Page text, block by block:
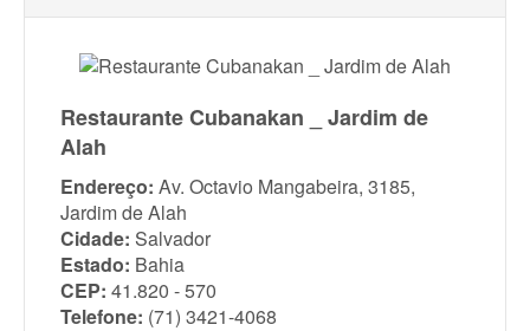
Restaurante Cubanakan _ Jardim de
Alah
Endereço: Av. Octavio Mangabeira, 3185,
Jardim de Alah
Cidade: Salvador
Estado: Bahia
CEP: 41.820 - 570
Telefone: (71) 3421-4068